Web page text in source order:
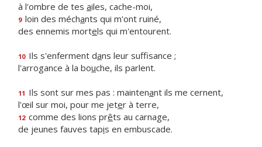
à l'ombre de tes ailes, cache-moi,
9 loin des méchants qui m'ont ruiné,
des ennemis mortels qui m'entourent.
10 Ils s'enferment dans leur suffisance ;
l'arrogance à la bouche, ils parlent.
11 Ils sont sur mes pas : maintenant ils me cernent,
l'œil sur moi, pour me jeter à terre,
12 comme des lions prêts au carnage,
de jeunes fauves tapis en embuscade.